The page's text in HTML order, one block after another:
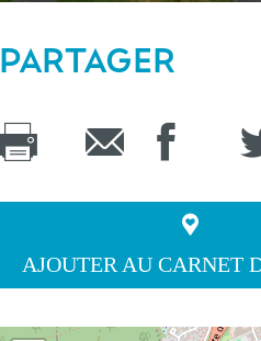
PARTAGER
AJOUTER AU CARNET